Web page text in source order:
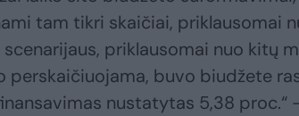
tam tikri skaičiai, priklausomai
priklausomai nuo kitų
perskaičiuojama, buvo biudžete
nustatytas 5,38 proc.“